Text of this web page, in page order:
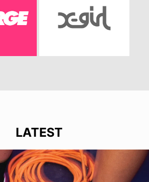
LATEST